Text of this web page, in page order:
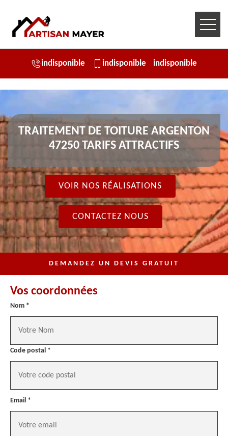
indisponible indisponible indisponible
TRAITEMENT DE TOITURE ARGENTON
47250 TARIFS ATTRACTIFS
VOIR NOS RÉALISATIONS
CONTACTEZ NOUS
DEMANDEZ UN DEVIS GRATUIT
Vos coordonnées
Nom *
Code postal *
Email *